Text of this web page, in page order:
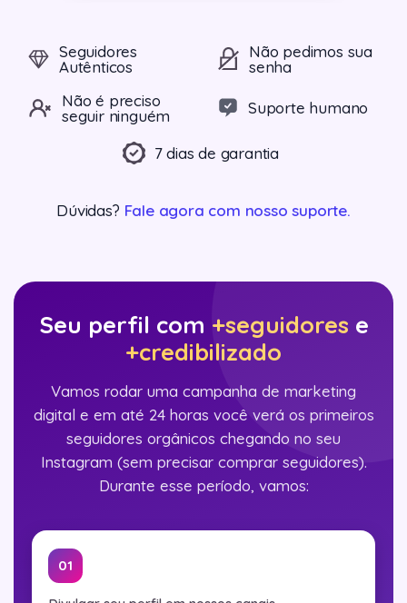
Seguidores
Autênticos
Não pedimos sua
senha
Não é preciso
seguir ninguém
Suporte humano
7 dias de garantia
Dúvidas? Fale agora com nosso suporte.
Seu perfil com +seguidores e
+credibilizado
Vamos rodar uma campanha de marketing
digital e em até 24 horas você verá os primeiros
seguidores orgânicos chegando no seu
Instagram (sem precisar comprar seguidores).
Durante esse período, vamos:
01